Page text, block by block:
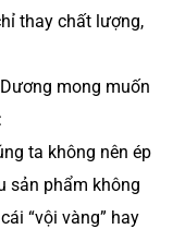
thay chất lượng,
mong muốn
ta không nên ép
sản phẩm không
“vội vàng” hay